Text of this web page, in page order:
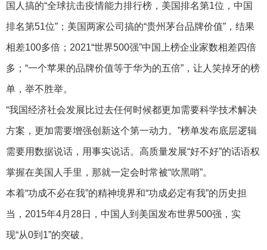
国人搞的“全球抗击疫情能力排行榜，美国排名第1位，中国
排名第51位”；美国两家公司搞的“贵州茅台品牌价值”，结果
相差100多倍；2021“世界500强”中国上榜企业家数相差四倍
多；“一个苹果的品牌价值等于华为的五倍”，让人笑掉牙的榜
单，举不胜举。
“我国经济社会发展比过去任何时候都更加需要科学技术解决
方案，更加需要增强创新这个第一动力。”榜单发布底层逻辑
需要用数据说话，用事实说话。高质量发展“好不好”的话语权
掌握在美国人手里，那就一定会时常被“吹黑哨”。
本着“功成不必在我”的精神境界和“功成必定有我”的历史担
当，2015年4月28日，中国人到美国发布世界500强，实
现“从0到1”的突破。